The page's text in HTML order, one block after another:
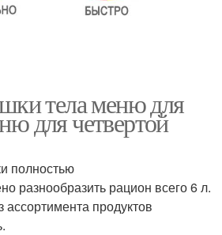
тела меню для
для четвертой
полностью
разнообразить рацион всего 6 л.
продуктов